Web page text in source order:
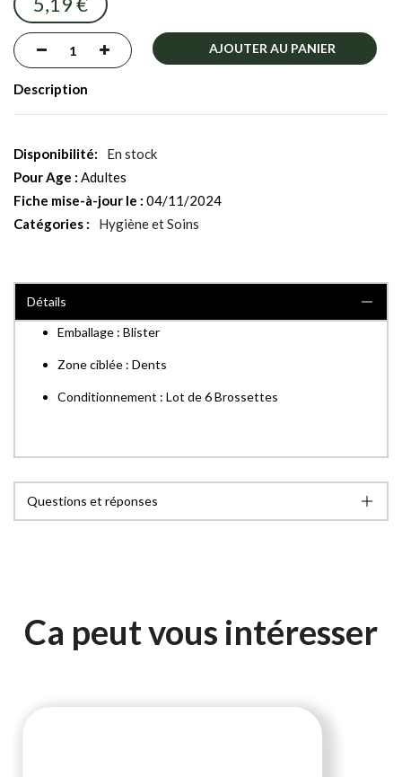
AJOUTER AU PANIER
Description
En stock
Pour Age : Adultes
Fiche mise-à-jour le : 04/11/2024
Catégories :
Hygiène et Soins
Détails
Emballage : Blister
Zone ciblée : Dents
Conditionnement : Lot de 6 Brossettes
Questions et réponses
Ca peut vous intéresser